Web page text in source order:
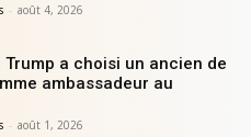
- août 4, 2026
Trump a choisi un ancien de
ambassadeur au
- août 1, 2026